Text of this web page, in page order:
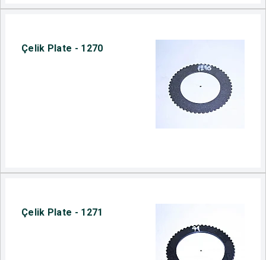
Çelik Plate - 1270
Çelik Plate - 1271